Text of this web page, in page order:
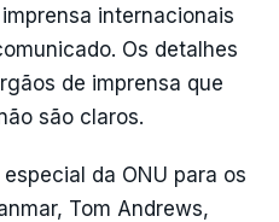
internacionais
Os detalhes
de imprensa que
são claros.
da ONU para os
Tom Andrews,